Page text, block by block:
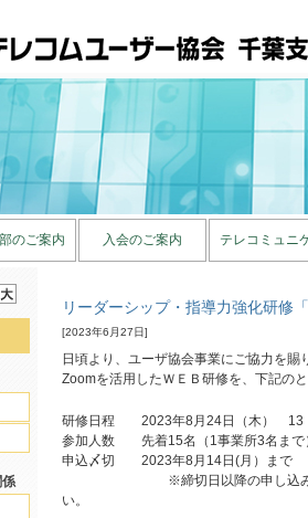
のご案内 入会のご案内 テレコミュニ
リーダーシップ・指導力強化研修
[2023年6月27日]
日頃より、ユーザ協会事業にご協力を賜
Zoomを活用したＷＥＢ研修を、下記のと
研修日程 2023年8月24日（木） 13：
参加人数 先着15名（1事業所3名まで
申込〆切 2023年8月14日(月）まで
※締切日以降の申し込みにつ
い。